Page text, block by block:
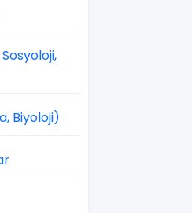
Biyoloji)